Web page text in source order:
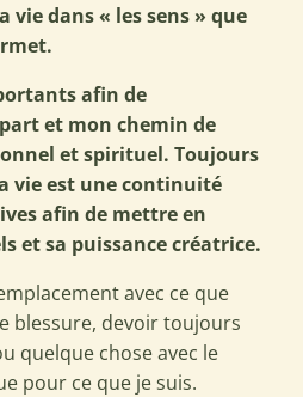
vie dans « les sens » que
afin de
et mon chemin de
et spirituel. Toujours
vie est une continuité
afin de mettre en
et sa puissance créatrice.
avec ce que
blessure, devoir toujours
quelque chose avec le
pour ce que je suis.